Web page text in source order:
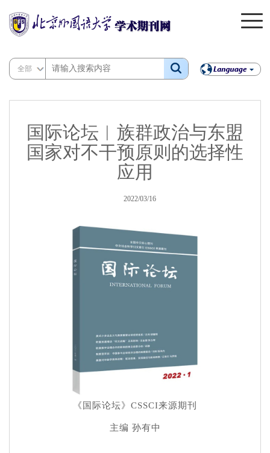
全部
国际论坛︱族群政治与东盟
国家对不干预原则的选择性
应用
2022/03/16
《国际论坛》CSSCI来源期刊
主编 孙有中